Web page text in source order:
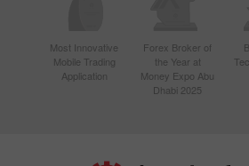
Most Innovative
Mobile Trading
Application
Forex Broker of
the Year at
Money Expo Abu
Dhabi 2025